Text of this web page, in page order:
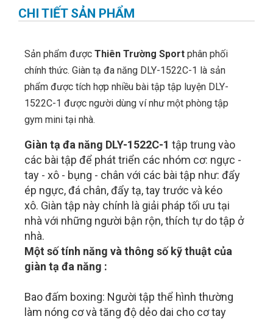
CHI TIẾT SẢN PHẨM
Sản phẩm được Thiên Trường Sport phân phối
chính thức. Giàn tạ đa năng DLY-1522C-1 là sản
phẩm được tích hợp nhiều bài tập tập luyện DLY-
1522C-1 được người dùng ví như một phòng tập
gym mini tại nhà.
Giàn tạ đa năng DLY-1522C-1 tập trung vào
các bài tập để phát triển các nhóm cơ: ngực -
tay - xô - bụng - chân với các bài tập như: đẩy
ép ngực, đá chân, đẩy tạ, tay trước và kéo
xô. Giàn tập này chính là giải pháp tối ưu tại
nhà với những người bận rộn, thích tự do tập ở
nhà.
Một số tính năng và thông số kỹ thuật của
giàn tạ đa năng :
Bao đấm boxing: Người tập thể hình thường
làm nóng cơ và tăng độ dẻo dai cho cơ tay